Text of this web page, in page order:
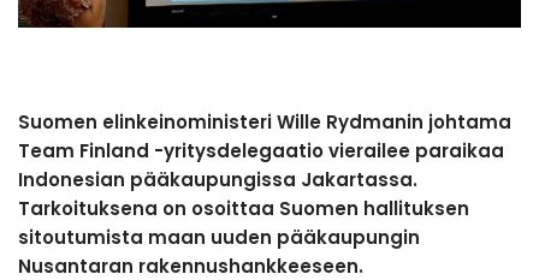
Suomen elinkeinoministeri Wille Rydmanin johtama
Team Finland -yritysdelegaatio vierailee paraikaa
Indonesian pääkaupungissa Jakartassa.
Tarkoituksena on osoittaa Suomen hallituksen
sitoutumista maan uuden pääkaupungin
Nusantaran rakennushankkeeseen.